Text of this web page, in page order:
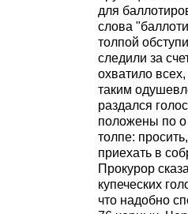
для
слова
толпой
следили за
охватило
таким
раздался
положены по о
толпе:
приехать в
Прокурор
купеческих
что надобно